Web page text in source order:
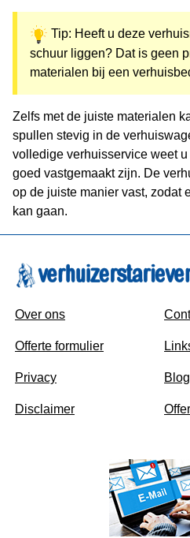
Tip: Heeft u deze
schuur liggen? Dat is geen
materialen bij een
Zelfs met de juiste materialen
spullen stevig in de
volledige verhuisservice weet
goed vastgemaakt zijn. De
op de juiste manier vast, zodat
kan gaan.
Over ons
Offerte formulier
Privacy
Disclaimer
Blog